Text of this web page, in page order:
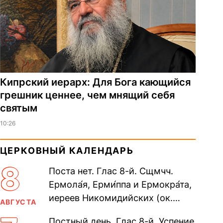
Кипрский иерарх: Для Бога кающийся
грешник ценнее, чем мнящий себя
святым
10:26
ЦЕРКОВНЫЙ КАЛЕНДАРЬ
8
АВГУСТА
Поста нет. Глас 8-й. Сщмчч.
Ермола́я, Ерми́ппа и Ермокра́та,
иереев Никомидийских (ок.